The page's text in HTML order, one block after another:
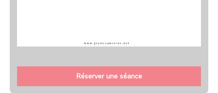
Réserver une séance